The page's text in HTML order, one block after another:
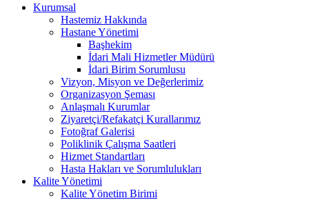
Kurumsal
Hastemiz Hakkında
Hastane Yönetimi
Başhekim
İdari Mali Hizmetler Müdürü
İdari Birim Sorumlusu
Vizyon, Misyon ve Değerlerimiz
Organizasyon Şeması
Anlaşmalı Kurumlar
Ziyaretçi/Refakatçi Kurallarımız
Fotoğraf Galerisi
Poliklinik Çalışma Saatleri
Hizmet Standartları
Hasta Hakları ve Sorumlulukları
Kalite Yönetimi
Kalite Yönetim Birimi